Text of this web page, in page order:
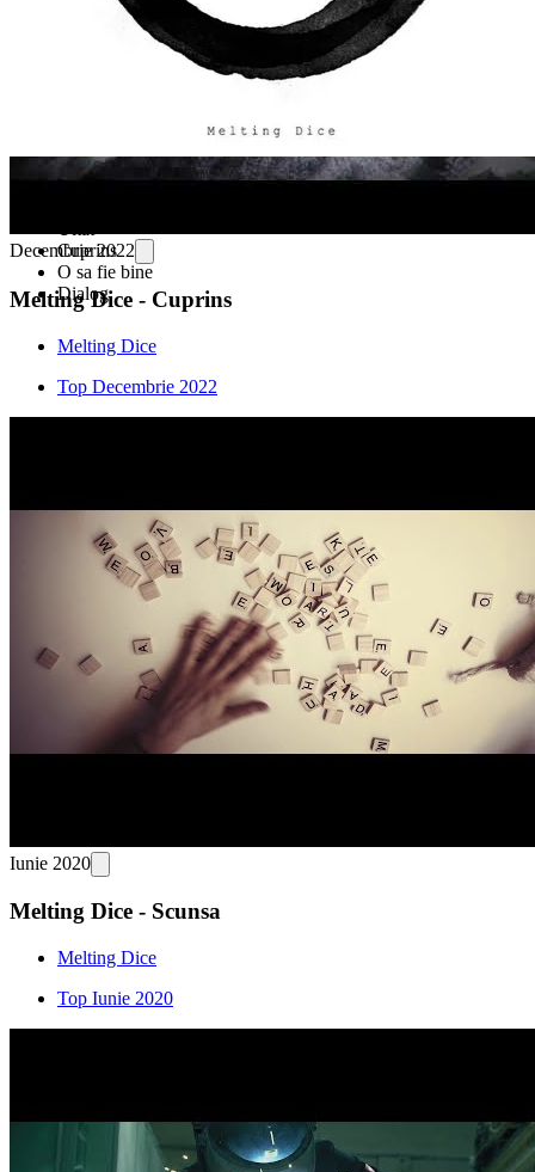
La mijloc
Cuprins
O sa fie bine
Dialog
Decembrie 2022
Melting Dice - Cuprins
Melting Dice
Top Decembrie 2022
Iunie 2020
Melting Dice - Scunsa
Melting Dice
Top Iunie 2020